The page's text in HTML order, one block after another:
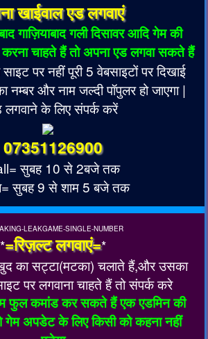
खाईवाल एड लगवाएं
गाज़ियाबाद गली दिसावर आदि गेम की
चाहते हैं तो अपना एड लगवा सकते हैं
पर नहीं पूरी 5 वेबसाइटों पर दिखाई
और नाम जल्दी पॉपुलर हो जाएगा |
लगवाने के लिए संपर्क करें
07351126900
सुबह 10 से 2बजे तक
सुबह 9 से शाम 5 बजे तक
LEAKGAME-SINGLE-NUMBER
*=रिज़ल्ट लगवाएं=*
का सट्टा(मटका) चलाते हैं,और उसका
पर लगवाना चाहते हैं तो संपर्क करे
फुल कमांड कर सकते हैं एक एडमिन की
गेम अपडेट के लिए किसी को कहना नहीं